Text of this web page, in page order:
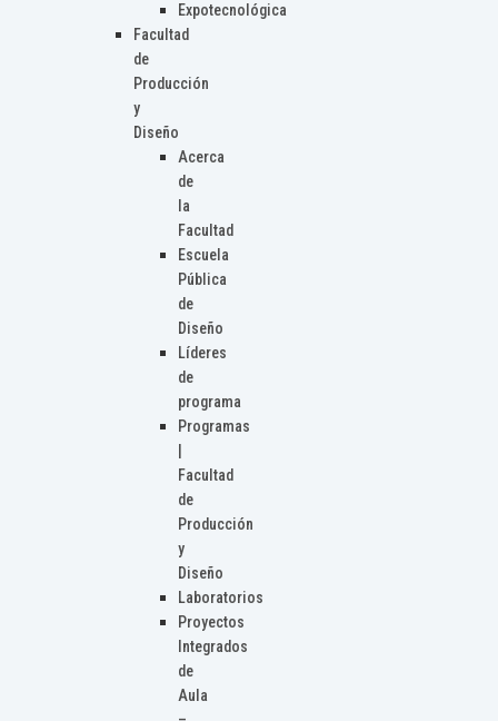
Expotecnológica
Facultad
de
Producción
y
Diseño
Acerca
de
la
Facultad
Escuela
Pública
de
Diseño
Líderes
de
programa
Programas
Facultad
de
Producción
y
Diseño
Laboratorios
Proyectos
Integrados
de
Aula